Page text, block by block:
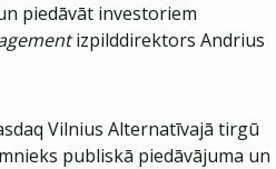
piedāvāt investoriem
izpilddirektors Andrius
Vilnius Alternatīvajā tirgū
publiskā piedāvājuma un